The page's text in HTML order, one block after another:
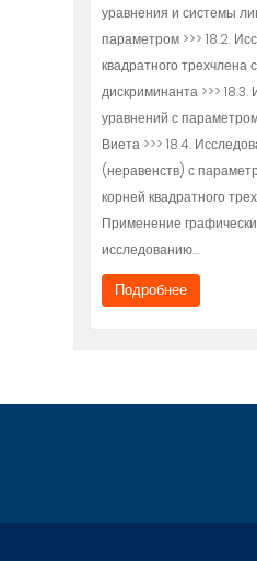
уравнения и системы
параметром >>> 18.2.
квадратного
дискриминанта >>>
уравнений с
Виета >>> 18.4.
(неравенств) с
корней квадратного
Применение
исследованию…
Подробнее